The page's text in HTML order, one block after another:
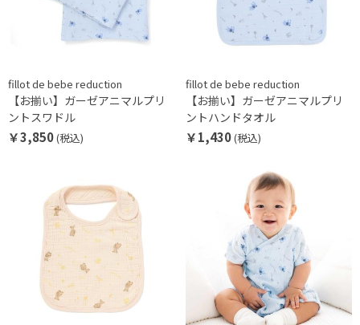
fillot de bebe reduction
【お揃い】ガーゼアニマルプリ
ントスワドル
￥3,850(税込)
fillot de bebe reduction
【お揃い】ガーゼアニマルプリ
ントハンドタオル
￥1,430(税込)